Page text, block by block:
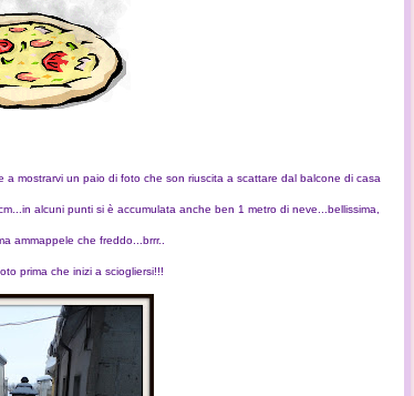
a mostrarvi un paio di foto che son riuscita a scattare dal balcone di casa
alcuni punti si è accumulata anche ben 1 metro di neve...bellissima,
ammappele che freddo...brrr..
prima che inizi a sciogliersi!!!